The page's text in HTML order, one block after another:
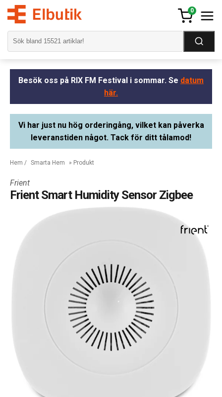
0
Besök oss på RIX FM Festival i sommar. Se datum
här.
Vi har just nu hög orderingång, vilket kan påverka
leveranstiden något. Tack för ditt tålamod!
Hem / Smarta Hem » Produkt
Frient
Frient Smart Humidity Sensor Zigbee